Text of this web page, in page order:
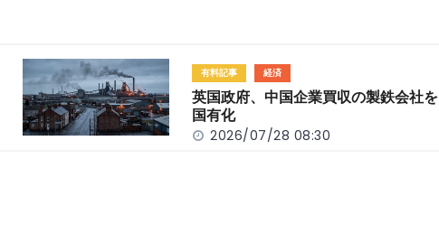
有料記事 経済
英国政府、中国企業買収の製鉄会社を
国有化
2026/07/28 08:30